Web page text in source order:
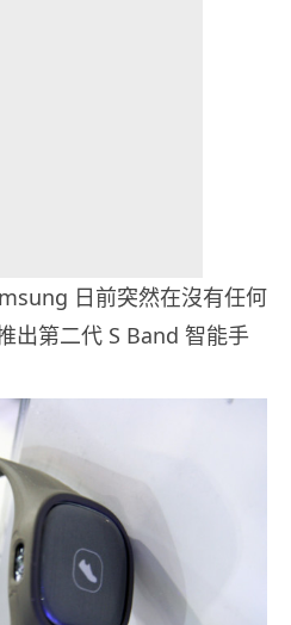
日前突然在沒有任何
出第二代 S Band 智能手